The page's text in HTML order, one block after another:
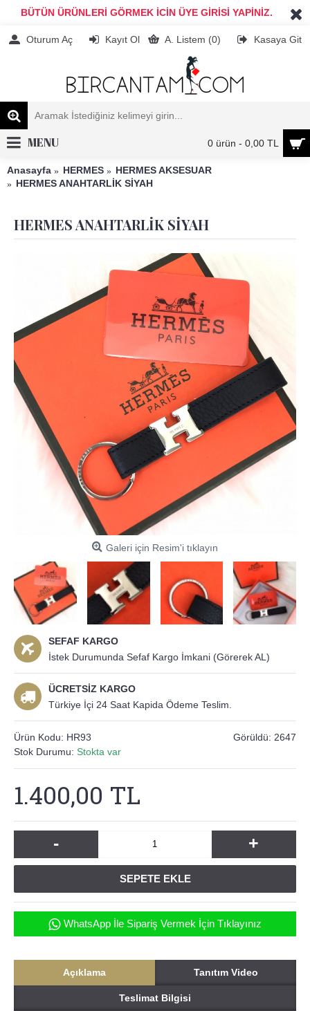
BÜTÜN ÜRÜNLERİ GÖRMEK İCİN ÜYE GİRİSİ YAPİNİZ.
Oturum Aç Kayıt Ol A. Listem (0) Kasaya Git
0 ürün - 0,00 TL
MENU
Anasayfa HERMES
HERMES AKSESUAR
HERMES ANAHTARLİK SİYAH
HERMES ANAHTARLİK SİYAH
Galeri için Resim'i tıklayın
SEFAF KARGO
İstek Durumunda Sefaf Kargo İmkani (Görerek AL)
ÜCRETSİZ KARGO
Türkiye İçi 24 Saat Kapida Ödeme Teslim.
Görüldü: 2647
Ürün Kodu: HR93
Stok Durumu: Stokta var
1.400,00 TL
- +
SEPETE EKLE
WhatsApp İle Sipariş Vermek İçin Tıklayınız
Açıklama Tanıtım Video
Teslimat Bilgisi